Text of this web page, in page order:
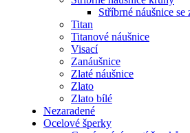
Stříbrné náušnice
Titan
Titanové náušnice
Visací
Zanáušnice
Zlaté náušnice
Zlato
Zlato bílé
Nezaradené
Ocelové šperky